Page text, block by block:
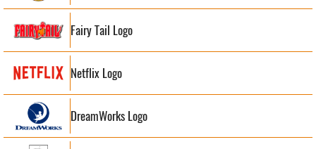
Fairy Tail Logo
Netflix Logo
DreamWorks Logo